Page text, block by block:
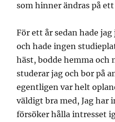
som hinner ändras på ett
För ett år sedan hade
och hade ingen
häst, bodde hemma och
studerar jag och bor på
egentligen var helt
väldigt bra med, Jag har
försöker hålla intresset